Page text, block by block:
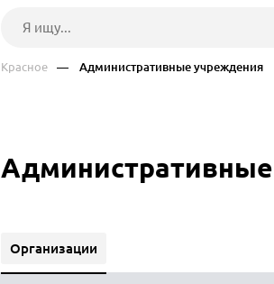
Красное — Административные учреждения
Организации